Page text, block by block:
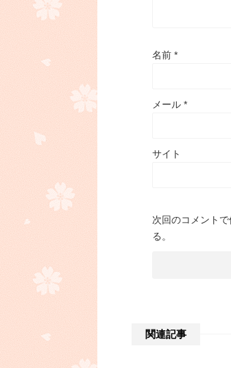
名前 *
メール *
サイト
次回のコメント
る。
関連記事